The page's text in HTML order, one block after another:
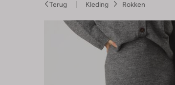
Terug Kleding Rokken